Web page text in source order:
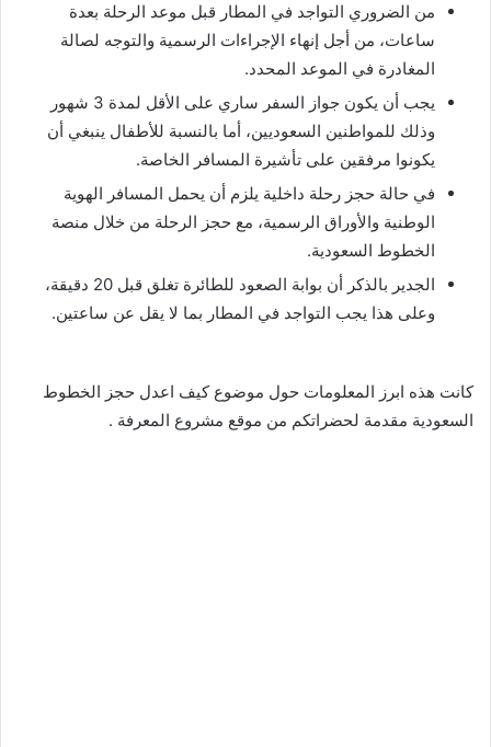
من الضروري التواجد في المطار قبل موعد الرحلة بعدة
ساعات، من أجل إنهاء الإجراءات الرسمية والتوجه لصالة
المغادرة في الموعد المحدد.
يجب أن يكون جواز السفر ساري على الأقل لمدة 3 شهور
وذلك للمواطنين السعوديين، أما بالنسبة للأطفال ينبغي أن
يكونوا مرفقين على تأشيرة المسافر الخاصة.
في حالة حجز رحلة داخلية يلزم أن يحمل المسافر الهوية
الوطنية والأوراق الرسمية، مع حجز الرحلة من خلال منصة
الخطوط السعودية.
الجدير بالذكر أن بوابة الصعود للطائرة تغلق قبل 20 دقيقة،
وعلى هذا يجب التواجد في المطار بما لا يقل عن ساعتين.
كانت هذه ابرز المعلومات حول موضوع كيف اعدل حجز الخطوط
السعودية مقدمة لحضراتكم من موقع مشروع المعرفة .